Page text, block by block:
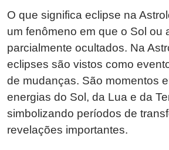
O que significa eclipse na
um fenômeno em que o Sol ou
parcialmente ocultados. Na
eclipses são vistos como
de mudanças. São momentos
energias do Sol, da Lua e da
simbolizando períodos de
revelações importantes.